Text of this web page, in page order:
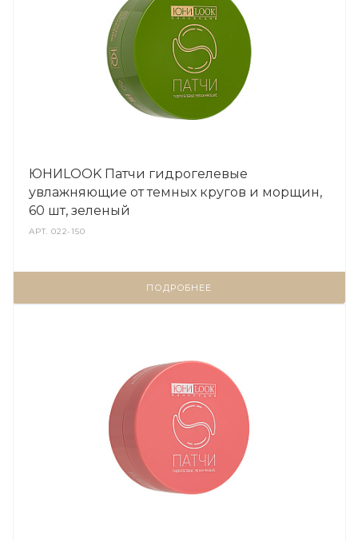
ЮНИLOOK Патчи гидрогелевые
увлажняющие от темных кругов и морщин,
60 шт, зеленый
АРТ.022-150
ПОДРОБНЕЕ